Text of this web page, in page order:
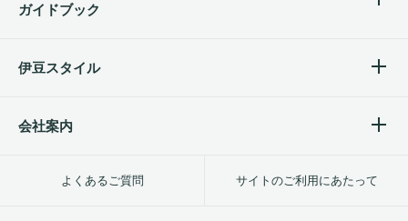
ガイドブック
伊豆スタイル
会社案内
よくあるご質問 サイトのご利用にあたって